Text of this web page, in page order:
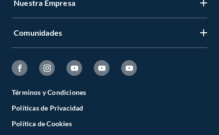
Nuestra Empresa
Comunidades
Términos y Condiciones
Políticas de Privacidad
Política de Cookies